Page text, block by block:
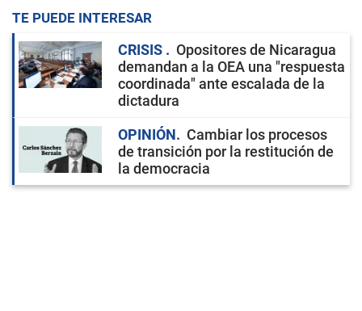
TE PUEDE INTERESAR
CRISIS
Opositores de Nicaragua
demandan a la OEA una "respuesta
coordinada" ante escalada de la
dictadura
OPINIÓN
Cambiar los procesos
de transición por la restitución de
la democracia